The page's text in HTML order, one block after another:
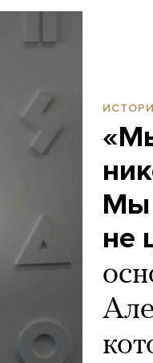
Мы
не